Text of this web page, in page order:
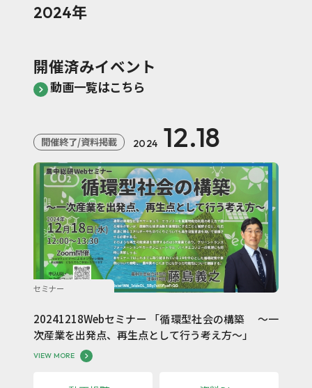
2024年
開催済みイベント
動画一覧はこちら
開催終了/資料掲載 2024 12.18
セミナー
20241218Webセミナー 「循環型社会の構築 ～一
次産業を出発点、再生点として行う考え方～」
VIEW MORE